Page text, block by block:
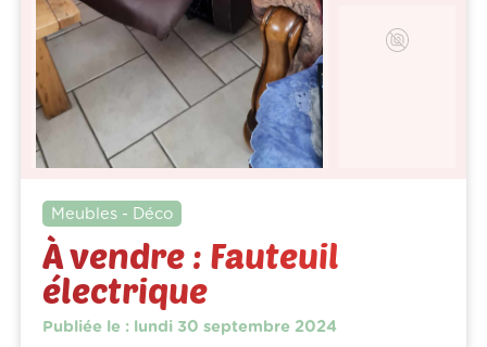
Meubles - Déco
À vendre : Fauteuil
électrique
Publiée le : lundi 30 septembre 2024